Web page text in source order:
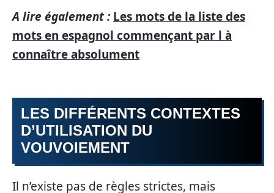
A lire également : Les mots de la liste des
mots en espagnol commençant par l à
connaître absolument
LES DIFFÉRENTS CONTEXTES
D’UTILISATION DU
VOUVOIEMENT
Il n’existe pas de règles strictes, mais